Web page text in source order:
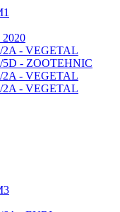
2A - VEGETAL
5D - ZOOTEHNIC
2A - VEGETAL
2A - VEGETAL